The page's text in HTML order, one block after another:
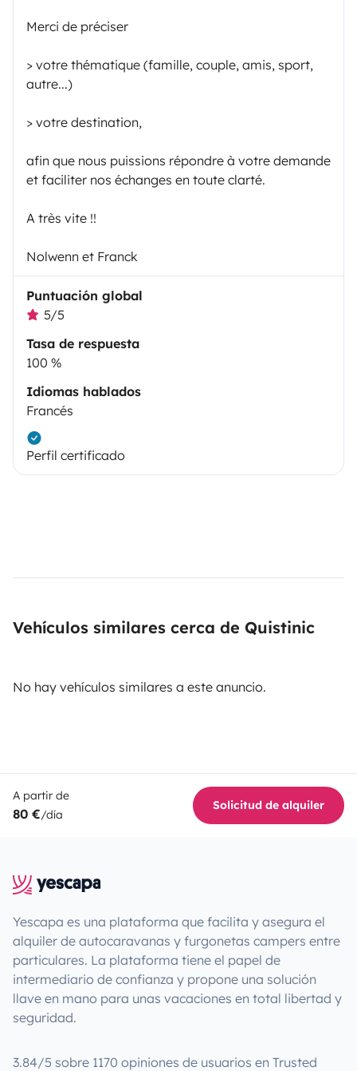
Merci de préciser
> votre thématique (famille, couple, amis, sport,
autre...)
> votre destination,
afin que nous puissions répondre à votre demande
et faciliter nos échanges en toute clarté.
A très vite !!
Nolwenn et Franck
Puntuación global
5/5
Tasa de respuesta
100 %
Idiomas hablados
Francés
Perfil certificado
Vehículos similares cerca de Quistinic
No hay vehículos similares a este anuncio.
A partir de
80 €/día
Solicitud de alquiler
Yescapa es una plataforma que facilita y asegura el
alquiler de autocaravanas y furgonetas campers entre
particulares. La plataforma tiene el papel de
intermediario de confianza y propone una solución
llave en mano para unas vacaciones en total libertad y
seguridad.
3.84/5 sobre 1170 opiniones de usuarios en Trusted